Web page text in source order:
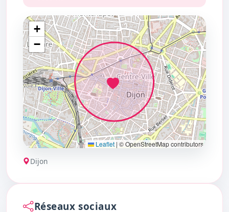
+
−
Leaflet | © OpenStreetMap contributors
Dijon
Réseaux sociaux